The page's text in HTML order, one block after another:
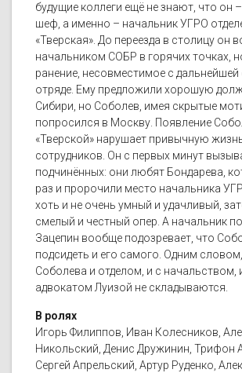
будущие коллеги ещё не знают, что он
шеф, а именно – начальник УГРО
«Тверская». До переезда в столицу он
начальником СОБР в горячих точках,
ранение, несовместимое с
отряде. Ему предложили хорошую
Сибири, но Соболев, имея скрытые
попросился в Москву. Появление
«Тверской» нарушает привычную
сотрудников. Он с первых минут
подчинённых: они любят Бондарева,
раз и пророчили место начальника
хоть и не очень умный и удачливый,
смелый и честный опер. А начальник
Зацепин вообще подозревает, что
подсидеть и его самого. Одним
Соболева и отделом, и с начальством,
адвокатом Луизой не складываются.
В ролях
Игорь Филиппов, Иван Колесников,
Никольский, Денис Дружинин, Трифон
Сергей Апрельский, Артур Руденко,